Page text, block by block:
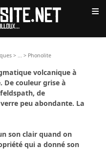
≡
> > Phonolite
volcanique à
couleur grise à
de
peu abondante. La
son clair quand on
qui a donné son